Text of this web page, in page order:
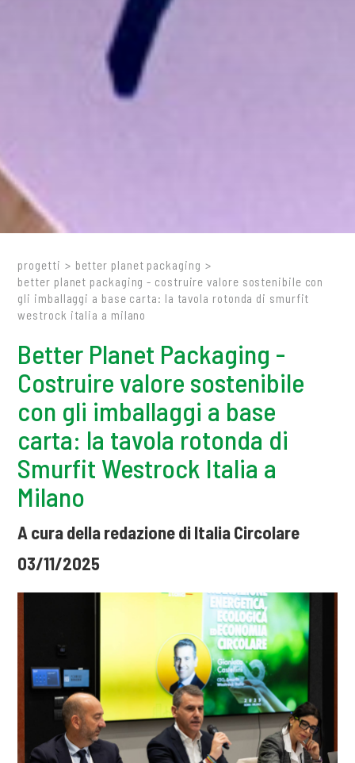
progetti > better planet packaging >
better planet packaging - costruire valore sostenibile con
gli imballaggi a base carta: la tavola rotonda di smurfit
westrock italia a milano
Better Planet Packaging -
Costruire valore sostenibile
con gli imballaggi a base
carta: la tavola rotonda di
Smurfit Westrock Italia a
Milano
A cura della redazione di Italia Circolare
03/11/2025